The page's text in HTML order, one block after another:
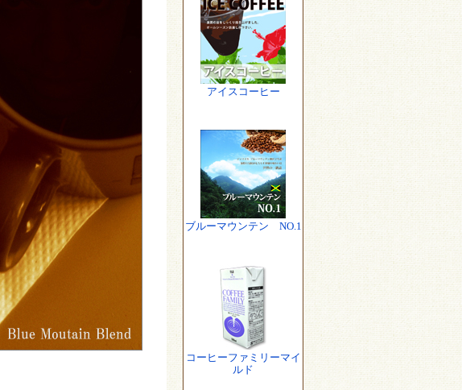
アイスコーヒー
ブルーマウンテン NO.1
コーヒーファミリーマイ
ルド